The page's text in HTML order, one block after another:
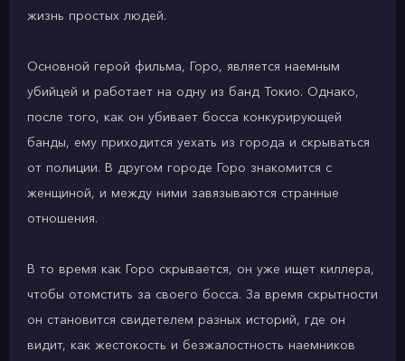
жизнь простых людей.
Основной герой фильма, Горо, является наемным
убийцей и работает на одну из банд Токио. Однако,
после того, как он убивает босса конкурирующей
банды, ему приходится уехать из города и скрываться
от полиции. В другом городе Горо знакомится с
женщиной, и между ними завязываются странные
отношения.
В то время как Горо скрывается, он уже ищет киллера,
чтобы отомстить за своего босса. За время скрытности
он становится свидетелем разных историй, где он
видит, как жестокость и безжалостность наемников